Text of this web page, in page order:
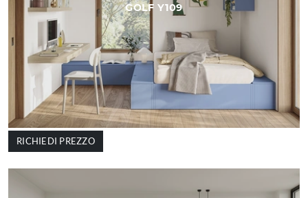
GOLF Y109
RICHIEDI PREZZO